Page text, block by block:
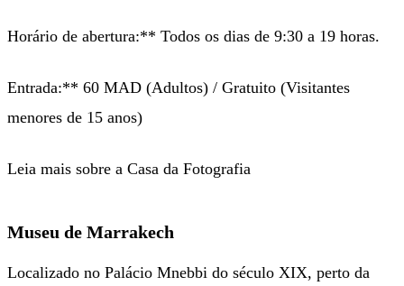
Horário de abertura:** Todos os dias de 9:30 a 19 horas.
Entrada:** 60 MAD (Adultos) / Gratuito (Visitantes
menores de 15 anos)
Leia mais sobre a Casa da Fotografia
Museu de Marrakech
Localizado no Palácio Mnebbi do século XIX, perto da